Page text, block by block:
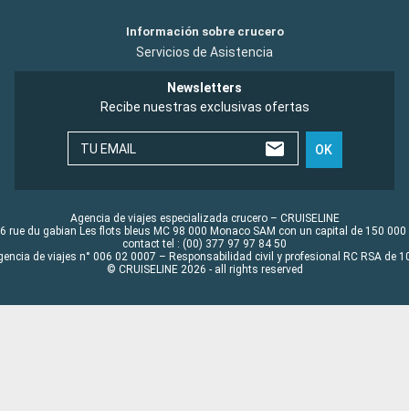
Información sobre crucero
Servicios de Asistencia
Newsletters
Recibe nuestras exclusivas ofertas
TU EMAIL OK
Agencia de viajes especializada crucero – CRUISELINE
rue du gabian Les flots bleus MC 98 000 Monaco SAM con un capital de 150 000
contact tel : (00) 377 97 97 84 50
de viajes n° 006 02 0007 – Responsabilidad civil y profesional RC RSA de
© CRUISELINE 2026 - all rights reserved